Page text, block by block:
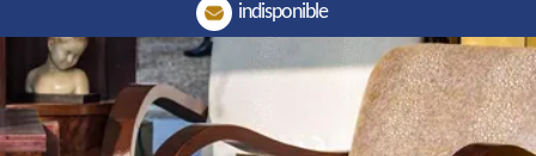
indisponible